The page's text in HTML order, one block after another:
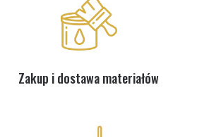
Zakup i dostawa materiałów